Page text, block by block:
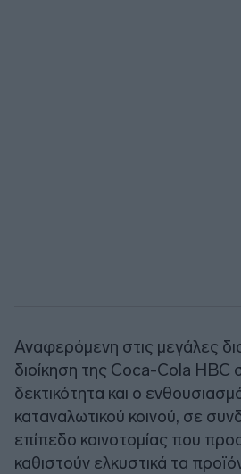
Αναφερόμενη στις μεγάλες
διοίκηση της Coca-Cola HBC
δεκτικότητα και ο
καταναλωτικού κοινού, σε
επίπεδο καινοτομίας που
καθιστούν ελκυστικά τα